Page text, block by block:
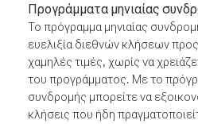
Προγράμματα μηνιαίας
Το πρόγραμμα μηνιαίας
ευελιξία διεθνών κλήσεων
χαμηλές τιμές, χωρίς να
του προγράμματος. Με το
συνδρομής μπορείτε να
κλήσεις που ήδη